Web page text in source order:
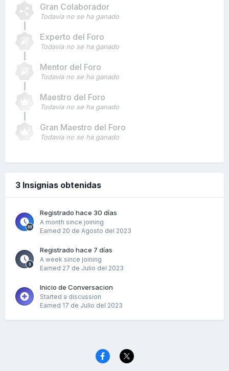
Gran Colaborador
Todavía no se ha ganado
Experto del Foro
Todavía no se ha ganado
Mentor del Foro
Todavía no se ha ganado
Maestro del Foro
Todavía no se ha ganado
Gran Maestro del Foro
Todavía no se ha ganado
3 Insignias obtenidas
Registrado hace 30 días
A month since joining
Earned 20 de Agosto del 2023
Registrado hace 7 días
A week since joining
Earned 27 de Julio del 2023
Inicio de Conversacion
Started a discussion
Earned 17 de Julio del 2023